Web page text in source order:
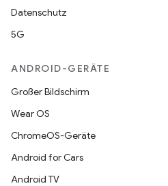
Datenschutz
5G
ANDROID-GERÄTE
Großer Bildschirm
Wear OS
ChromeOS-Geräte
Android for Cars
Android TV